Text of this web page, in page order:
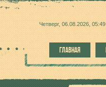
Четверг, 06.08.2026, 05:49
ГЛАВНАЯ